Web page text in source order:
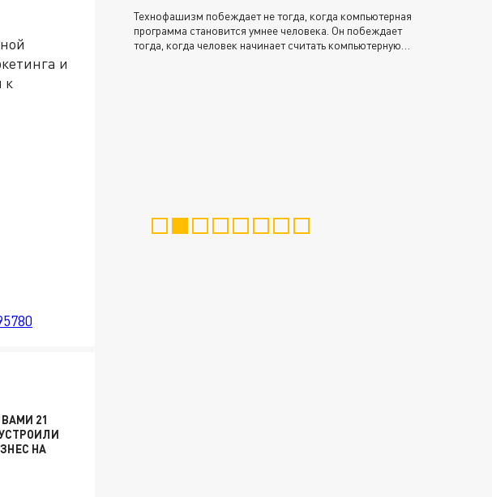
и
к
21
НА
Технофашизм побеждает не тогда, когда компьютерная
программа становится умнее человека. Он побеждает
тогда, когда человек начинает считать компьютерную